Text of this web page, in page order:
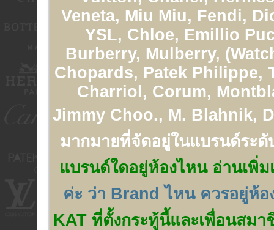
Veneta, Miu Miu, Fendi,
YSL, Chloe, Emillio
Burberry, Mulberry,
Chopards, Patek Philippe,
Charriol, Corum,
Jimmy Choo., M. Blahnik,
มากมายที่จัดอยู่ในแบรนด์ระ
แบรนด์ใดอยู่ห้องไหน อ่านเพิ่ม
ค่ะ ว่า Brand ไหน ควรอยู่ห้
KAT ที่ตั้งกระทู้นี้และเพื่อนสม